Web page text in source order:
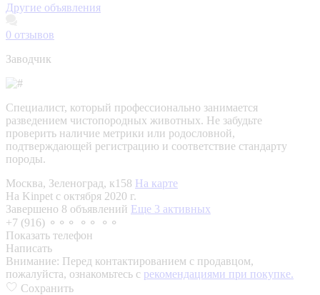
Другие объявления
0 отзывов
Заводчик
Специалист, который профессионально занимается
разведением чистопородных животных. Не забудьте
проверить наличие метрики или родословной,
подтверждающей регистрацию и соответствие стандарту
породы.
Москва, Зеленоград, к158 На карте
На Kinpet c октября 2020 г.
Завершено 8 объявлений Еще 3 активных
+7 (916) ⚬⚬⚬ ⚬⚬ ⚬⚬
Показать телефон
Написать
Внимание: Перед контактированием с продавцом,
пожалуйста, ознакомьтесь с рекомендациями при покупке.
Сохранить